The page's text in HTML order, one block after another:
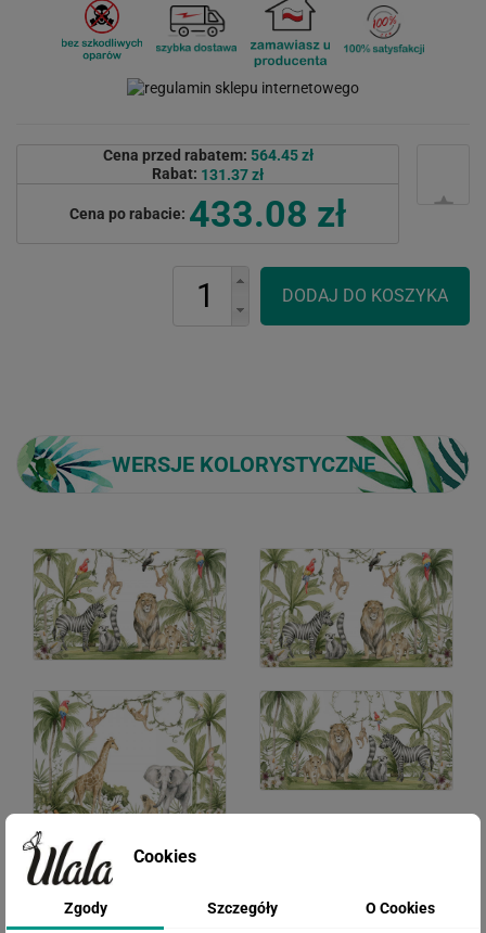
Cena przed rabatem: 564.45 zł
Rabat: 131.37 zł
Cena po rabacie: 433.08 zł
WERSJE KOLORYSTYCZNE
Cookies
Zgody Szczegóły O Cookies